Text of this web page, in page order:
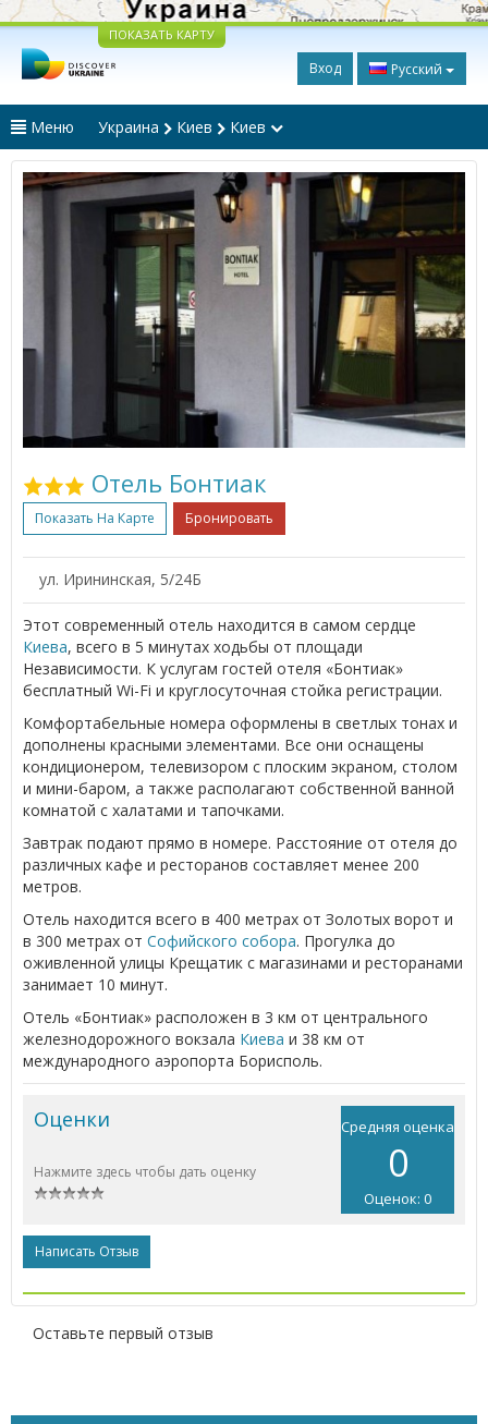
ПОКАЗАТЬ КАРТУ
Вход Русский
Меню Украина Киев Киев
Отель Бонтиак
Показать На Карте Бронировать
ул. Ирининская, 5/24Б
Этот современный отель находится в самом сердце
Киева, всего в 5 минутах ходьбы от площади
Независимости. К услугам гостей отеля «Бонтиак»
бесплатный Wi-Fi и круглосуточная стойка регистрации.
Комфортабельные номера оформлены в светлых тонах и
дополнены красными элементами. Все они оснащены
кондиционером, телевизором с плоским экраном, столом
и мини-баром, а также располагают собственной ванной
комнатой с халатами и тапочками.
Завтрак подают прямо в номере. Расстояние от отеля до
различных кафе и ресторанов составляет менее 200
метров.
Отель находится всего в 400 метрах от Золотых ворот и
в 300 метрах от Софийского собора. Прогулка до
оживленной улицы Крещатик с магазинами и ресторанами
занимает 10 минут.
Отель «Бонтиак» расположен в 3 км от центрального
железнодорожного вокзала Киева и 38 км от
международного аэропорта Борисполь.
Средняя оценка
0
Оценок: 0
Оценки
Нажмите здесь чтобы дать оценку
Написать Отзыв
Оставьте первый отзыв